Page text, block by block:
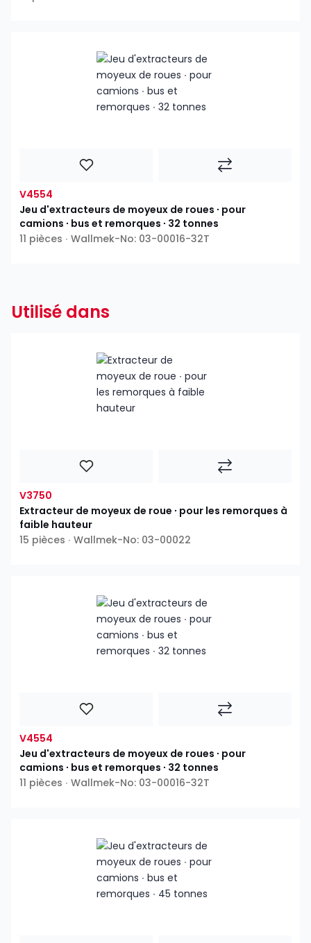
V4554
Jeu d'extracteurs de moyeux de roues ∙ pour
camions ∙ bus et remorques ∙ 32 tonnes
11 pièces ∙ Wallmek-No: 03-00016-32T
Utilisé dans
V3750
Extracteur de moyeux de roue ∙ pour les remorques à
faible hauteur
15 pièces ∙ Wallmek-No: 03-00022
V4554
Jeu d'extracteurs de moyeux de roues ∙ pour
camions ∙ bus et remorques ∙ 32 tonnes
11 pièces ∙ Wallmek-No: 03-00016-32T